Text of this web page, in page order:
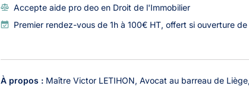
Accepte aide pro deo en Droit de l'Immobilier
Premier rendez-vous de 1h à 100€ HT, offert si ouverture
À propos : Maître Victor LETIHON, Avocat au barreau de